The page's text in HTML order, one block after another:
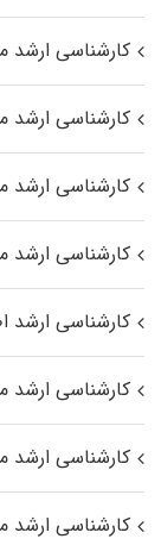
کارشناسی ارشد
کارشناسی
کارشناسی ارشد
کارشناسی ارشد
کارشناسی ارشد
کارشناسی ارشد
کارشناسی ارشد
کارشناسی ارشد